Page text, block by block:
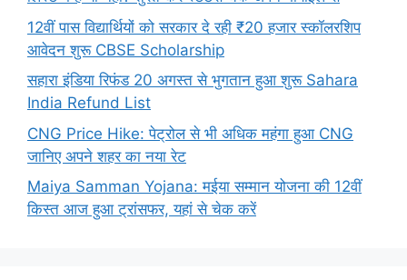
12वीं पास विद्यार्थियों को सरकार दे रही ₹20 हजार स्कॉलरशिप
आवेदन शुरू CBSE Scholarship
सहारा इंडिया रिफंड 20 अगस्त से भुगतान हुआ शुरू Sahara
India Refund List
CNG Price Hike: पेट्रोल से भी अधिक महंगा हुआ CNG
जानिए अपने शहर का नया रेट
Maiya Samman Yojana: मईया सम्मान योजना की 12वीं
किस्त आज हुआ ट्रांसफर, यहां से चेक करें